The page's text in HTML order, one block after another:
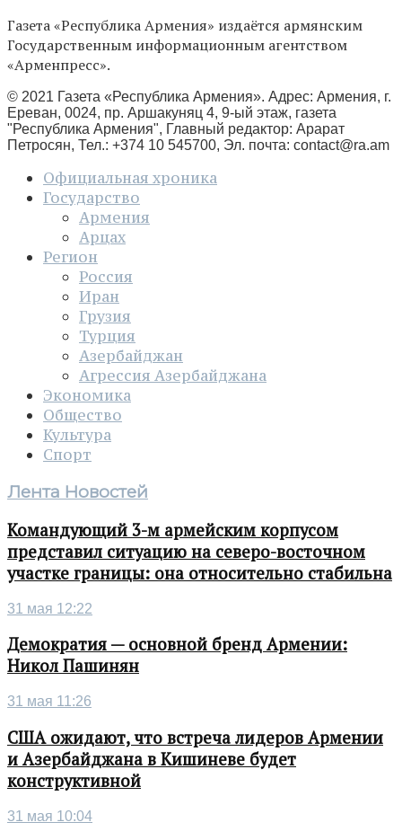
Газета «Республика Армения» издаётся армянским
Государственным информационным агентством
«Арменпресс».
© 2021 Газета «Республика Армения». Адрес: Армения, г.
Ереван, 0024, пр. Аршакуняц 4, 9-ый этаж, газета
"Республика Армения", Главный редактор: Арарат
Петросян, Тел.: +374 10 545700, Эл. почта: contact@ra.am
Официальная хроника
Государство
Армения
Арцах
Регион
Россия
Иран
Грузия
Турция
Азербайджан
Агрессия Азербайджана
Экономика
Общество
Культура
Спорт
Лента Новостей
Командующий 3-м армейским корпусом
представил ситуацию на северо-восточном
участке границы: она относительно стабильна
31 мая 12:22
Демократия — основной бренд Армении:
Никол Пашинян
31 мая 11:26
США ожидают, что встреча лидеров Армении
и Азербайджана в Кишиневе будет
конструктивной
31 мая 10:04